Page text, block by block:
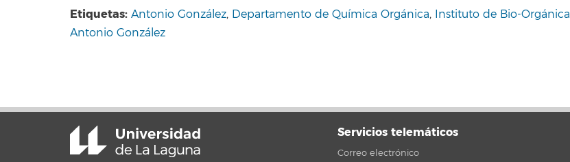
Etiquetas: Antonio González, Departamento de Química Orgánica, Instituto de Bio-Orgánica
Antonio González
Servicios telemáticos
Correo electrónico